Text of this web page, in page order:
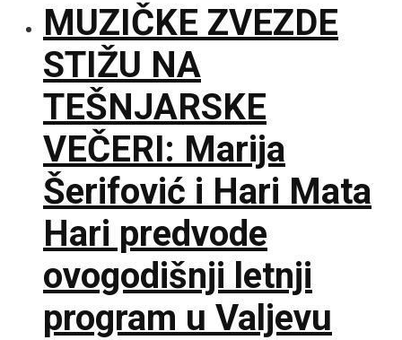
MUZIČKE ZVEZDE
STIŽU NA
TEŠNJARSKE
VEČERI: Marija
Šerifović i Hari Mata
Hari predvode
ovogodišnji letnji
program u Valjevu